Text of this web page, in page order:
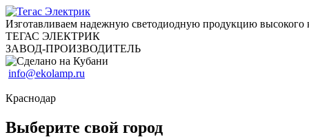
Изготавливаем надежную светодиодную продукцию высокого
ТЕГАС ЭЛЕКТРИК
ЗАВОД-ПРОИЗВОДИТЕЛЬ
info@ekolamp.ru
Краснодар
Выберите свой город